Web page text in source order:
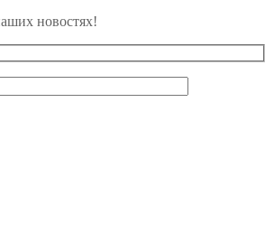
новостях!